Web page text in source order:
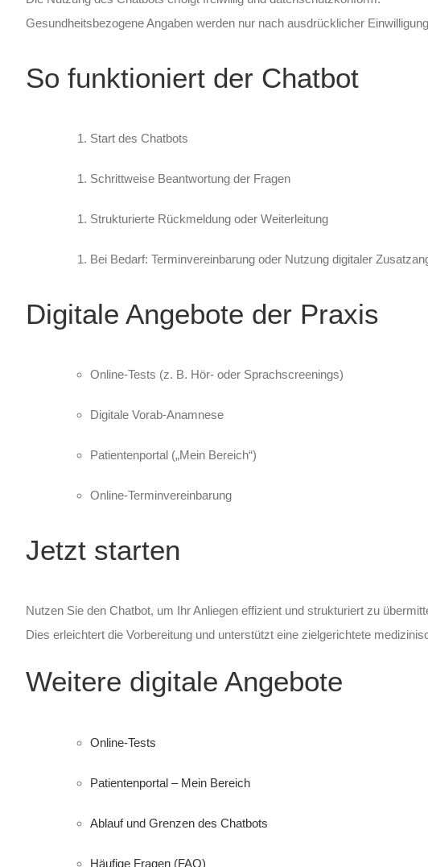
Gesundheitsbezogene Angaben werden nur nach ausdrücklicher
So funktioniert der Chatbot
Start des Chatbots
Schrittweise Beantwortung der Fragen
Strukturierte Rückmeldung oder Weiterleitung
Bei Bedarf: Terminvereinbarung oder Nutzung digitaler
Digitale Angebote der Praxis
Online-Tests (z. B. Hör- oder Sprachscreenings)
Digitale Vorab-Anamnese
Patientenportal („Mein Bereich“)
Online-Terminvereinbarung
Jetzt starten
Nutzen Sie den Chatbot, um Ihr Anliegen effizient und strukturiert zu
Dies erleichtert die Vorbereitung und unterstützt eine zielgerichtete
Weitere digitale Angebote
Online-Tests
Patientenportal – Mein Bereich
Ablauf und Grenzen des Chatbots
Häufige Fragen (FAQ)